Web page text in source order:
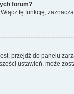
forum?
. Włącz tę funkcję,
przejdź do panelu
ustawień, może